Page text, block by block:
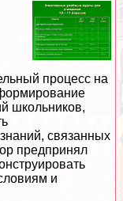
процесс на
школьников,
связанных
предпринял
и